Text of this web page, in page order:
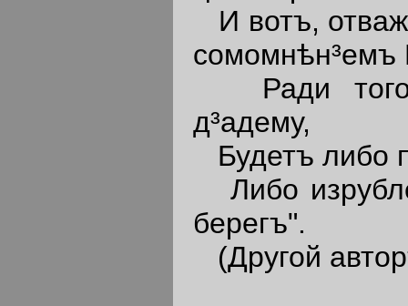
И вотъ,
сомомнѣн³емъ
Ради того,
д³адему,
Будетъ либо
Либо
берегъ".
(Другой